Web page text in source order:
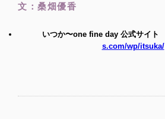
文：桑畑優香
いつか〜one fine day 公式サイト
s.com/wp/itsuka/